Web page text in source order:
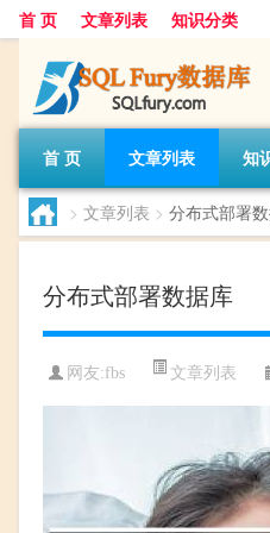
首 页 文章列表 知识分类
首 页 文章列表 知
> 文章列表 > 分布式部署
分布式部署数据库
网友:fbs 文章列表